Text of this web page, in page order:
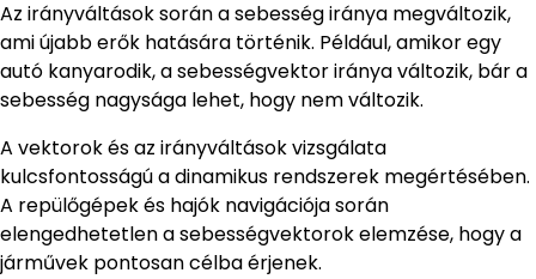
Az irányváltások során a sebesség iránya megváltozik,
ami újabb erők hatására történik. Például, amikor egy
autó kanyarodik, a sebességvektor iránya változik, bár a
sebesség nagysága lehet, hogy nem változik.
A vektorok és az irányváltások vizsgálata
kulcsfontosságú a dinamikus rendszerek megértésében.
A repülőgépek és hajók navigációja során
elengedhetetlen a sebességvektorok elemzése, hogy a
járművek pontosan célba érjenek.